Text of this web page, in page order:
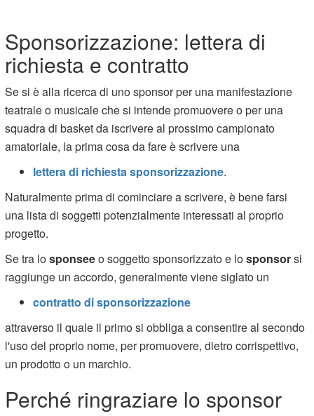
Sponsorizzazione: lettera di
richiesta e contratto
Se si è alla ricerca di uno sponsor per una manifestazione
teatrale o musicale che si intende promuovere o per una
squadra di basket da iscrivere al prossimo campionato
amatoriale, la prima cosa da fare è scrivere una
lettera di richiesta sponsorizzazione.
Naturalmente prima di cominciare a scrivere, è bene farsi
una lista di soggetti potenzialmente interessati al proprio
progetto.
Se tra losponseeo soggetto sponsorizzato e losponsorsi
raggiunge un accordo, generalmente viene siglato un
contratto di sponsorizzazione
attraverso il quale il primo si obbliga a consentire al secondo
l'uso del proprio nome, per promuovere, dietro corrispettivo,
un prodotto o un marchio.
Perché ringraziare lo sponsor